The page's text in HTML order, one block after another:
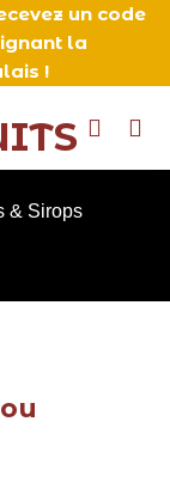
un code
la
!
& Sirops